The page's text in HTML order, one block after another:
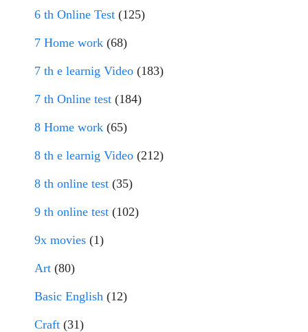
6 th Online Test (125)
7 Home work (68)
7 th e learnig Video (183)
7 th Online test (184)
8 Home work (65)
8 th e learnig Video (212)
8 th online test (35)
9 th online test (102)
9x movies (1)
Art (80)
Basic English (12)
Craft (31)